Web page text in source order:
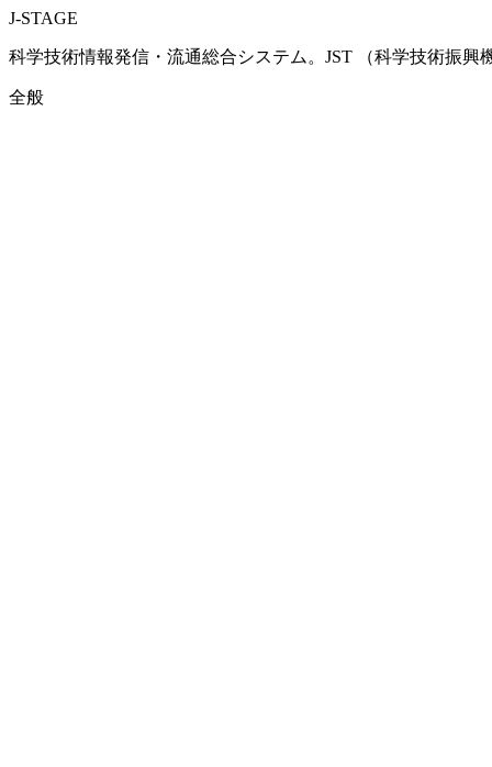
J-STAGE
科学技術情報発信・流通総合システム。JST （科学技術振
全般